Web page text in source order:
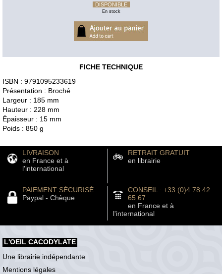
DISPONIBLE
En stock
FICHE TECHNIQUE
ISBN : 9791095233619
Présentation : Broché
Largeur : 185 mm
Hauteur : 228 mm
Épaisseur : 15 mm
Poids : 850 g
LIVRAISON
en France et à
l'international
RETRAIT GRATUIT
en librairie
PAIEMENT SÉCURISÉ
Paypal - Chèque
CONSEIL : +33 (0)4 78 42
65 67
en France et à
l'international
L'OEIL CACODYLATE
Une librairie indépendante
Mentions légales